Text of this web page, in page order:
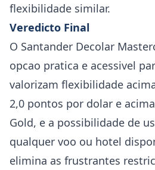
flexibilidade similar.
Veredicto Final
O Santander Decolar
opcao pratica e acessivel
valorizam flexibilidade
2,0 pontos por dolar e
Gold, e a possibilidade de
qualquer voo ou hotel
elimina as frustrantes